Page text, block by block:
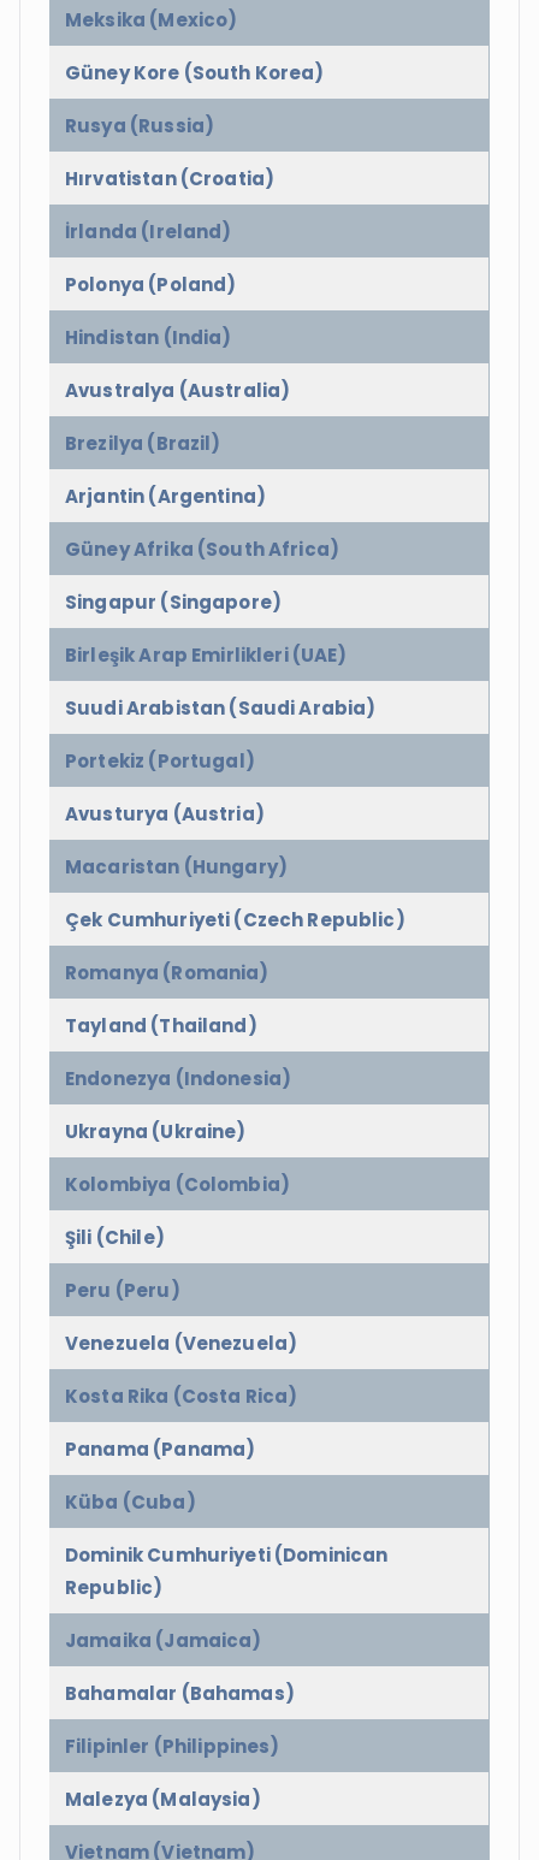
Meksika (Mexico)
Güney Kore (South Korea)
Rusya (Russia)
Hırvatistan (Croatia)
İrlanda (Ireland)
Polonya (Poland)
Hindistan (India)
Avustralya (Australia)
Brezilya (Brazil)
Arjantin (Argentina)
Güney Afrika (South Africa)
Singapur (Singapore)
Birleşik Arap Emirlikleri (UAE)
Suudi Arabistan (Saudi Arabia)
Portekiz (Portugal)
Avusturya (Austria)
Macaristan (Hungary)
Çek Cumhuriyeti (Czech Republic)
Romanya (Romania)
Tayland (Thailand)
Endonezya (Indonesia)
Ukrayna (Ukraine)
Kolombiya (Colombia)
Şili (Chile)
Peru (Peru)
Venezuela (Venezuela)
Kosta Rika (Costa Rica)
Panama (Panama)
Küba (Cuba)
Dominik Cumhuriyeti (Dominican
Republic)
Jamaika (Jamaica)
Bahamalar (Bahamas)
Filipinler (Philippines)
Malezya (Malaysia)
Vietnam (Vietnam)